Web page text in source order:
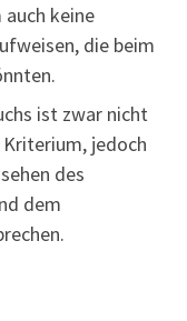
keine
die beim
ist zwar nicht
jedoch
des
dem